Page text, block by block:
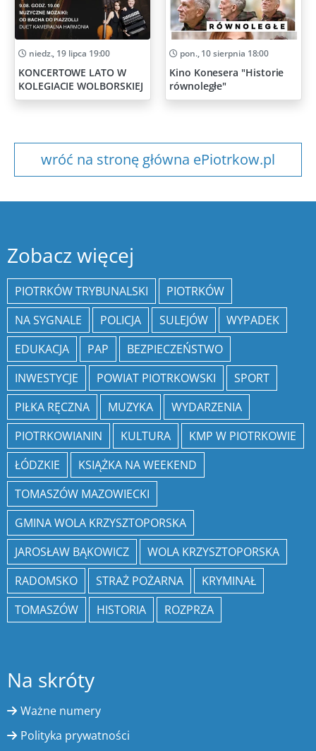
niedz., 19 lipca 19:00
KONCERTOWE LATO W
KOLEGIACIE WOLBORSKIEJ
pon., 10 sierpnia 18:00
Kino Konesera "Historie
równoległe"
wróć na stronę główna ePiotrkow.pl
Zobacz więcej
PIOTRKÓW TRYBUNALSKI
PIOTRKÓW
NA SYGNALE
POLICJA SULEJÓW
WYPADEK
EDUKACJA
PAP
BEZPIECZEŃSTWO
INWESTYCJE
POWIAT PIOTRKOWSKI
SPORT
PIŁKA RĘCZNA
MUZYKA
WYDARZENIA
PIOTRKOWIANIN
KULTURA
KMP W PIOTRKOWIE
ŁÓDZKIE
KSIĄŻKA NA WEEKEND
TOMASZÓW MAZOWIECKI
GMINA WOLA KRZYSZTOPORSKA
JAROSŁAW BĄKOWICZ
WOLA KRZYSZTOPORSKA
RADOMSKO
STRAŻ POŻARNA
KRYMINAŁ
TOMASZÓW
HISTORIA ROZPRZA
Na skróty
Ważne numery
Polityka prywatności